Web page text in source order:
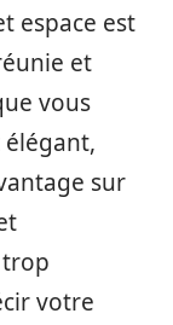
espace est
et
vous
sur
votre